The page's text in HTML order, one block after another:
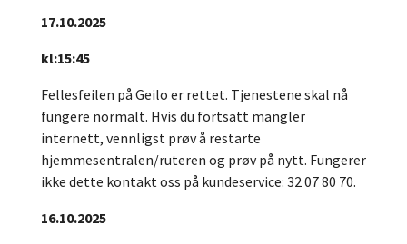
17.10.2025
kl:15:45
Fellesfeilen på Geilo er rettet. Tjenestene skal nå
fungere normalt. Hvis du fortsatt mangler
internett, vennligst prøv å restarte
hjemmesentralen/ruteren og prøv på nytt. Fungerer
ikke dette kontakt oss på kundeservice: 32 07 80 70.
16.10.2025